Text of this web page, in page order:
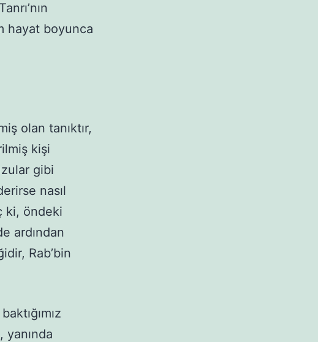
hayat boyunca
olan tanıktır,
kişi
gibi
nasıl
ki, öndeki
ardından
Rab’bin
yanında